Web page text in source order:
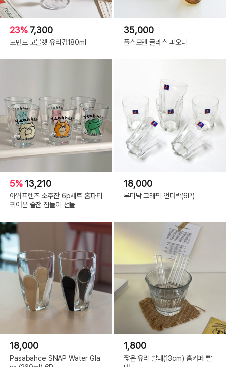
23% 7,300
모먼트 고블렛 유리컵180ml
35,000
폴스포텐 글라스 피오니
5% 13,210
아워프렌즈 소주잔 6p세트 홈파티
귀여운 술잔 집들이 선물
18,000
루미낙 그래픽 언더락(6P)
18,000
Pasabahce SNAP Water Gla
1,800
짧은 유리 빨대(13cm) 홈카페 빨